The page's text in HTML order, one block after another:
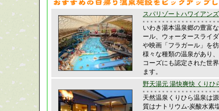
スパリゾートハワイアン
いわき湯本温泉郷の豊富
ール、ウォータースライ
や映画「フラガール」を
様々な種類の温泉があり
コーズにも認定された世
ます。
野天湯元 湯快爽快 くり
天然温泉くりひら温泉は
質はナトリウム-炭酸水素